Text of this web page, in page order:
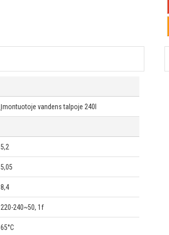
Įmontuotoje vandens talpoje 240l
5,2
5,05
8,4
220-240~50, 1f
65°C